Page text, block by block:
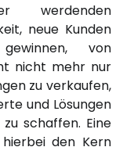
werdenden
neue Kunden
von
nicht mehr nur
zu verkaufen,
und Lösungen
schaffen. Eine
den Kern